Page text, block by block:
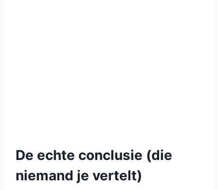
De echte conclusie (die
niemand je vertelt)